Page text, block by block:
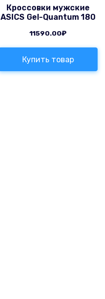
Кроссовки мужские
ASICS Gel-Quantum 180
11590.00₽
Купить товар